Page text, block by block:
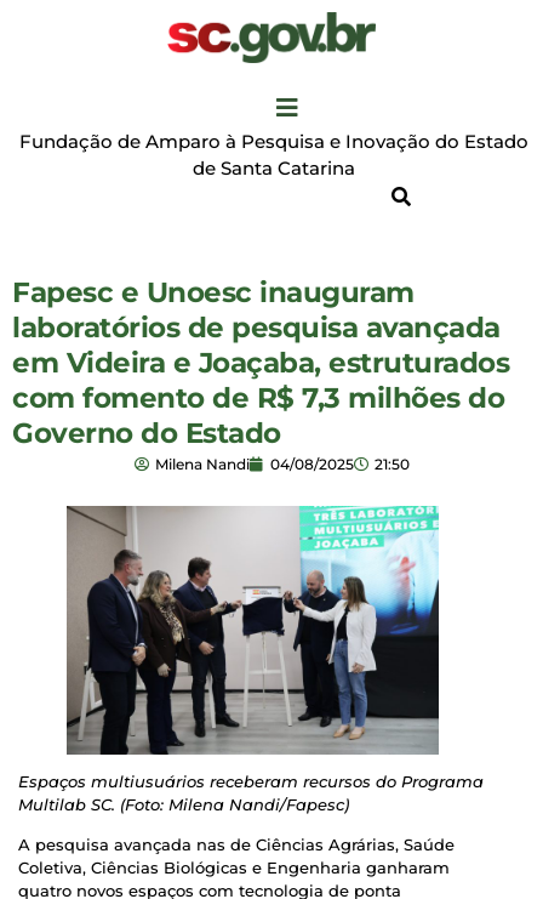
Fundação de Amparo à Pesquisa e Inovação do Estado
de Santa Catarina
Fapesc e Unoesc inauguram
laboratórios de pesquisa avançada
em Videira e Joaçaba, estruturados
com fomento de R$ 7,3 milhões do
Governo do Estado
Milena Nandi 04/08/2025 21:50
Espaços multiusuários receberam recursos do Programa
Multilab SC. (Foto: Milena Nandi/Fapesc)
A pesquisa avançada nas de Ciências Agrárias, Saúde
Coletiva, Ciências Biológicas e Engenharia ganharam
quatro novos espaços com tecnologia de ponta